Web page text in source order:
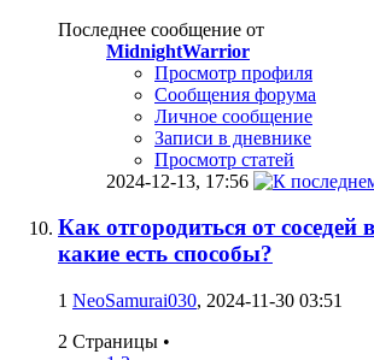
Последнее сообщение от
MidnightWarrior
Просмотр профиля
Сообщения форума
Личное сообщение
Записи в дневнике
Просмотр статей
2024-12-13, 17:56
Как отгородиться от соседей
какие есть способы?
1 NeoSamurai030, 2024-11-30 03:51
2 Страницы •